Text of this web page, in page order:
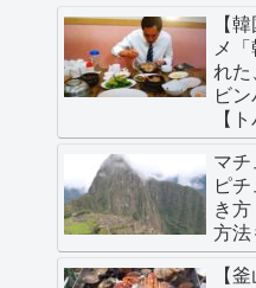
【
メ
れ
ビ
【
マチ
ピ
き
方法
【